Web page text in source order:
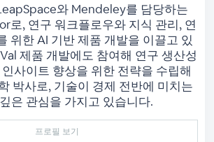
와 Mendeley를 담당하는
로, 연구 워크플로우와 지식 관리, 연
위한 AI 기반 제품 개발을 이끌고 있
제품 개발에도 참여해 연구 생산성
사이트 향상을 위한 전략을 수립해
박사로, 기술이 경제 전반에 미치는
은 관심을 가지고 있습니다.
프로필 보기